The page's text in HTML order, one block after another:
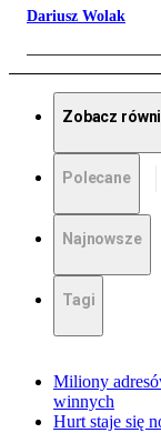
Dariusz Wolak
Zobacz
Polecane
Najnowsze
Tagi
Miliony
winnych
Hurt staje się